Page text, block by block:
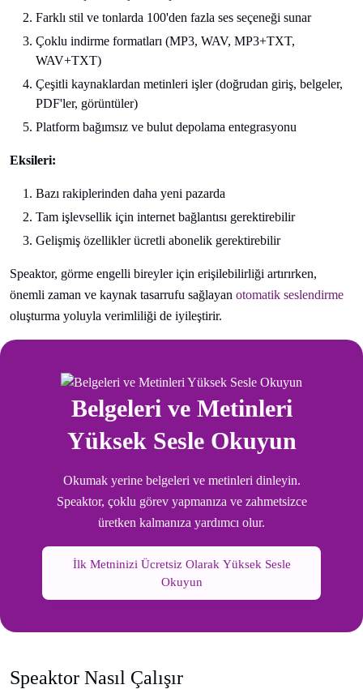
Farklı stil ve tonlarda 100'den fazla ses seçeneği sunar
Çoklu indirme formatları (MP3, WAV, MP3+TXT,
WAV+TXT)
Çeşitli kaynaklardan metinleri işler (doğrudan giriş, belgeler,
PDF'ler, görüntüler)
Platform bağımsız ve bulut depolama entegrasyonu
Eksileri:
Bazı rakiplerinden daha yeni pazarda
Tam işlevsellik için internet bağlantısı gerektirebilir
Gelişmiş özellikler ücretli abonelik gerektirebilir
Speaktor, görme engelli bireyler için erişilebilirliği artırırken,
önemli zaman ve kaynak tasarrufu sağlayan otomatik seslendirme
oluşturma yoluyla verimliliği de iyileştirir.
Belgeleri ve Metinleri
Yüksek Sesle Okuyun
Okumak yerine belgeleri ve metinleri dinleyin.
Speaktor, çoklu görev yapmanıza ve zahmetsizce
üretken kalmanıza yardımcı olur.
İlk Metninizi Ücretsiz Olarak Yüksek Sesle
Okuyun
Speaktor Nasıl Çalışır